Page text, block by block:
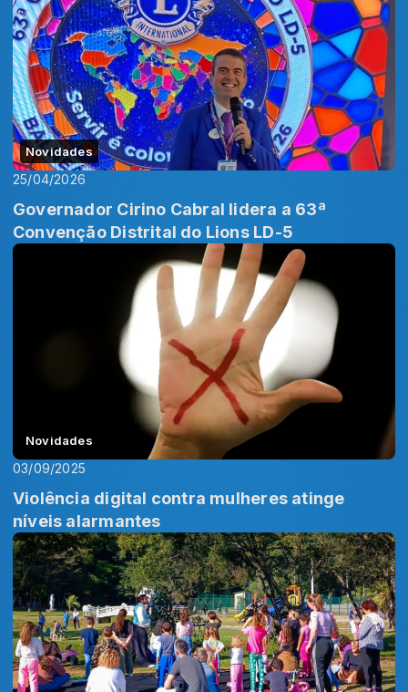
Novidades
25/04/2026
Governador Cirino Cabral lidera a 63ª
Convenção Distrital do Lions LD-5
Novidades
03/09/2025
Violência digital contra mulheres atinge
níveis alarmantes